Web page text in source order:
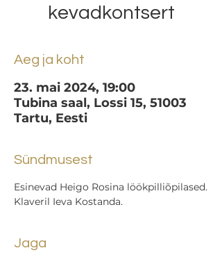
kevadkontsert
Aeg ja koht
23. mai 2024, 19:00
Tubina saal, Lossi 15, 51003
Tartu, Eesti
Sündmusest
Esinevad Heigo Rosina löökpilliõpilased.
Klaveril Ieva Kostanda.
Jaga